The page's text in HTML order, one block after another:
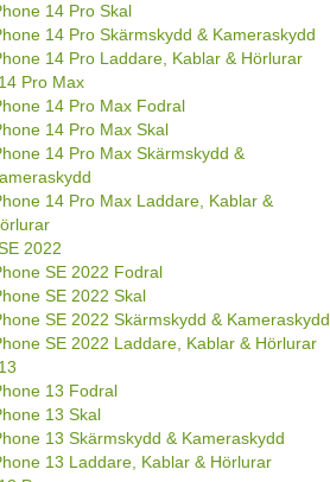
14 Pro Skal
14 Pro Skärmskydd & Kameraskydd
14 Pro Laddare, Kablar & Hörlurar
Pro Max
14 Pro Max Fodral
14 Pro Max Skal
14 Pro Max Skärmskydd &
14 Pro Max Laddare, Kablar &
2022
SE 2022 Fodral
SE 2022 Skal
SE 2022 Skärmskydd & Kameraskydd
SE 2022 Laddare, Kablar & Hörlurar
13 Fodral
13 Skal
13 Skärmskydd & Kameraskydd
13 Laddare, Kablar & Hörlurar